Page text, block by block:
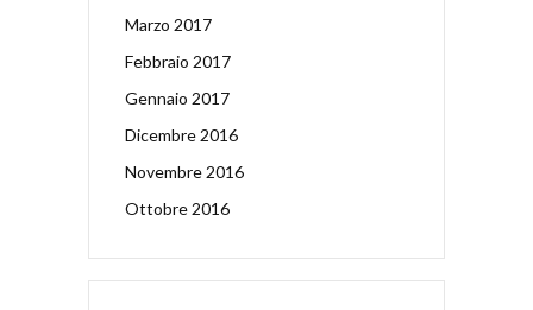
Marzo 2017
Febbraio 2017
Gennaio 2017
Dicembre 2016
Novembre 2016
Ottobre 2016